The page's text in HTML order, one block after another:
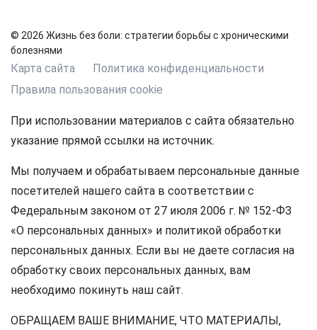
© 2026 Жизнь без боли: стратегии борьбы с хроническими
болезнями
Карта сайта
Политика конфиденциальности
Правила пользования cookie
При использовании материалов с сайта обязательно
указание прямой ссылки на источник.
Мы получаем и обрабатываем персональные данные
посетителей нашего сайта в соответствии с
Федеральным законом от 27 июля 2006 г. № 152-ФЗ
«О персональных данных» и политикой обработки
персональных данных. Если вы не даете согласия на
обработку своих персональных данных, вам
необходимо покинуть наш сайт.
ОБРАЩАЕМ ВАШЕ ВНИМАНИЕ, ЧТО МАТЕРИАЛЫ,